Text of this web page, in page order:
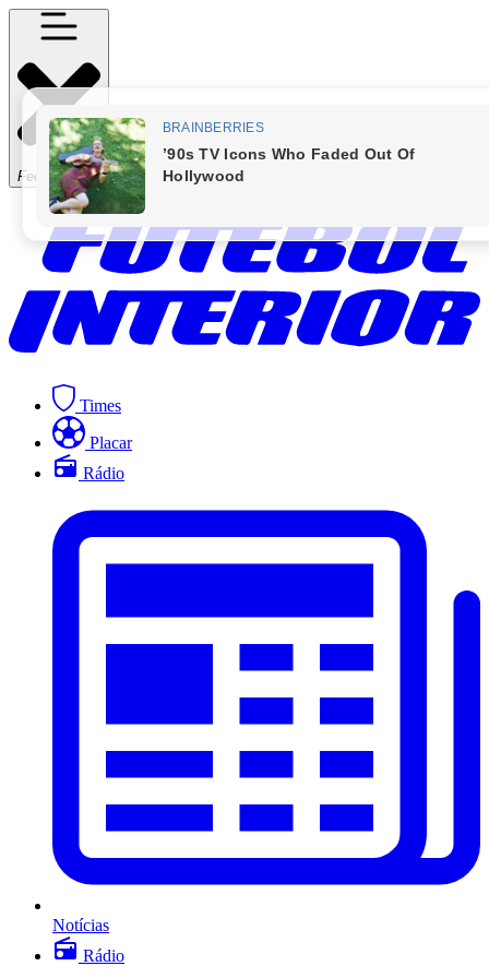
Fechar Menu
Times
Placar
Rádio
Notícias
Rádio